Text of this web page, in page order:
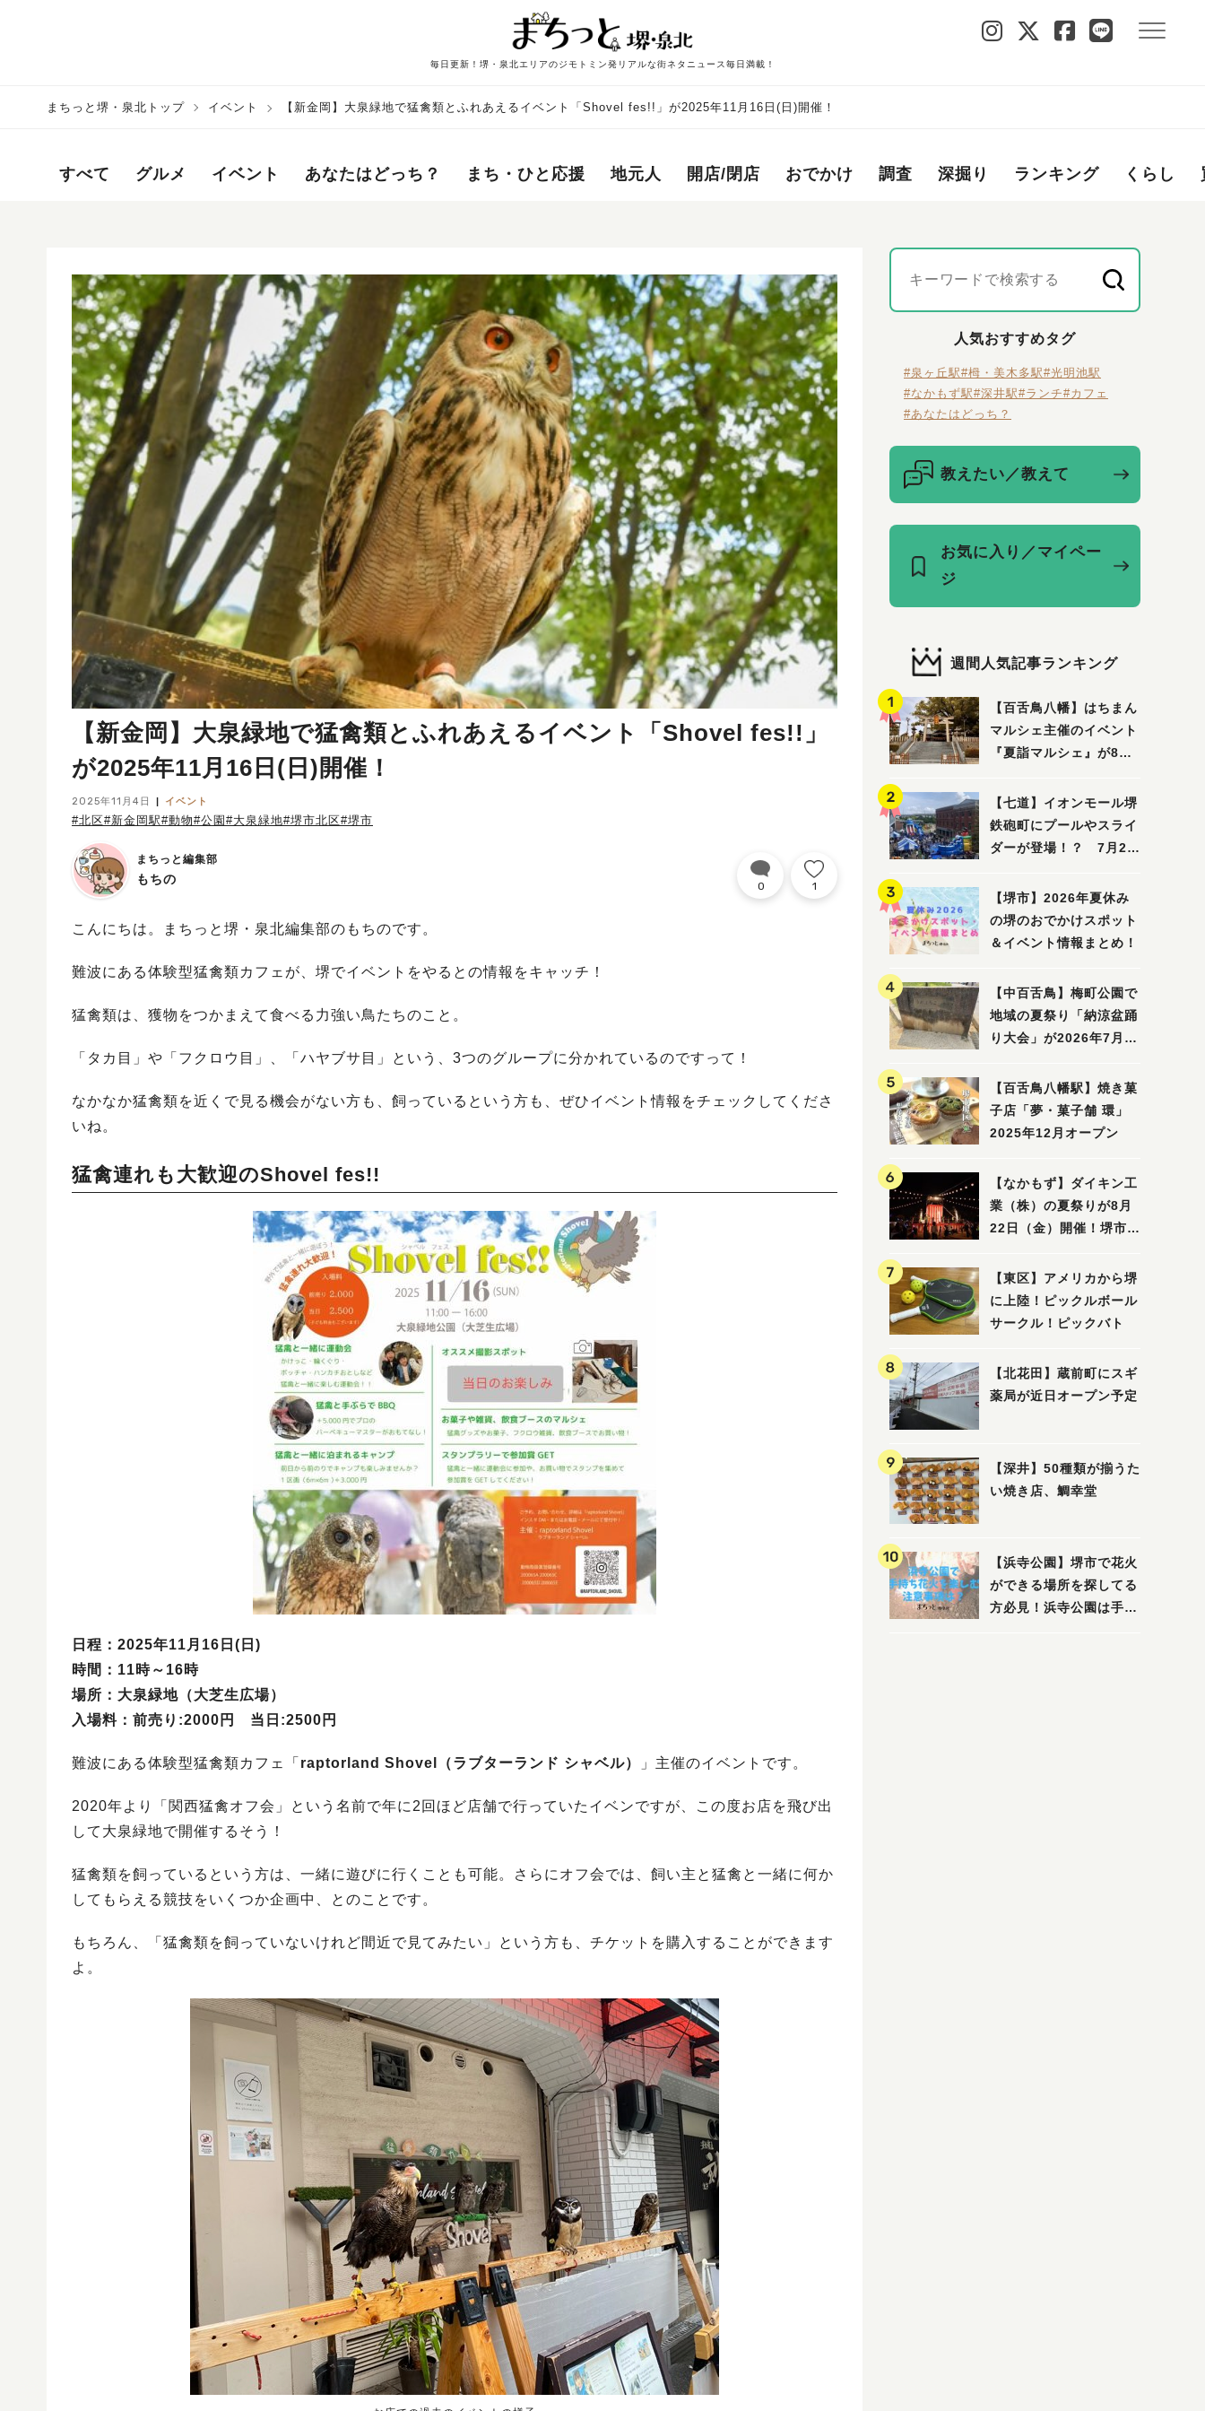
毎日更新！堺・泉北エリアのジモトミン発リアルな街ネタニュース毎日満載！
まちっと堺・泉北トップ イベント 【新金岡】大泉緑地で猛禽類とふれあえるイベント「Shovel fes!!」が2025年11月16日(日)開催！
すべて グルメ イベント あなたはどっち？ まち・ひと応援 地元人 開店/閉店 おでかけ 調査 深掘り ランキング くらし
【新金岡】大泉緑地で猛禽類とふれあえるイベント「Shovel fes!!」
が2025年11月16日(日)開催！
2025年11月4日 イベント
#北区#新金岡駅#動物#公園 #大泉緑地#堺市北区#堺市
まちっと編集部
もちの 0 1
こんにちは。まちっと堺・泉北編集部のもちのです。
難波にある体験型猛禽類カフェが、堺でイベントをやるとの情報をキャッチ！
猛禽類は、獲物をつかまえて食べる力強い鳥たちのこと。
「タカ目」や「フクロウ目」、「ハヤブサ目」という、3つのグループに分かれているのですって！
なかなか猛禽類を近くで見る機会がない方も、飼っているという方も、ぜひイベント情報をチェックしてくださ
いね。
猛禽連れも大歓迎のShovel fes!!
日程：2025年11月16日(日)
時間：11時～16時
場所：大泉緑地（大芝生広場）
入場料：前売り:2000円 当日:2500円
難波にある体験型猛禽類カフェ「 raptorland Shovel（ラブターランド シャベル） 」主催のイベントです。
2020年より「関西猛禽オフ会」という名前で年に2回ほど店舗で行っていたイベンですが、この度お店を飛び出
して大泉緑地で開催するそう！
猛禽類を飼っているという方は、一緒に遊びに行くことも可能。さらにオフ会では、飼い主と猛禽と一緒に何か
してもらえる競技をいくつか企画中、とのことです。
もちろん、「猛禽類を飼っていないけれど間近で見てみたい」という方も、チケットを購入することができます
よ。
人気おすすめタグ
#泉ヶ丘駅#栂・美木多駅#光明池駅
#なかもず駅#深井駅#ランチ#カフェ
#あなたはどっち？
教えたい／教えて
お気に入り／マイペー
ジ
週間人気記事ランキング
【百舌鳥八幡】はちまん
マルシェ主催のイベント
『夏詣マルシェ』が8月2
【七道】イオンモール堺
鉄砲町にプールやスライ
ダーが登場！？ 7月25
「赤レンガ広場 Kid's
Water PARK 2026」が
開催
【堺市】2026年夏休み
の堺のおでかけスポット
＆イベント情報まとめ！
【中百舌鳥】梅町公園で
地域の夏祭り「納涼盆踊
り大会」が2026年7月26
【百舌鳥八幡駅】焼き菓
子店「夢・菓子舗 環」
2025年12月オープン
【なかもず】ダイキン工
業（株）の夏祭りが8月
22日（金）開催！堺市北
納涼祭
【東区】アメリカから堺
に上陸！ピックルボール
サークル！ピックバト
【北花田】蔵前町にスギ
薬局が近日オープン予定
【深井】50種類が揃うた
い焼き店、鯛幸堂
【浜寺公園】堺市で花火
ができる場所を探してる
方必見！浜寺公園は手持